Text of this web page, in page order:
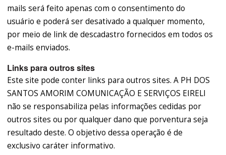
mails será feito apenas com o consentimento do
usuário e poderá ser desativado a qualquer momento,
por meio de link de descadastro fornecidos em todos os
e-mails enviados.
Links para outros sites
Este site pode conter links para outros sites. A PH DOS
SANTOS AMORIM COMUNICAÇÃO E SERVIÇOS EIRELI
não se responsabiliza pelas informações cedidas por
outros sites ou por qualquer dano que porventura seja
resultado deste. O objetivo dessa operação é de
exclusivo caráter informativo.